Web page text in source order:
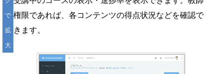
権限であれば、各コンテンツの得点状況などを確認で
きます。
で
拡
大